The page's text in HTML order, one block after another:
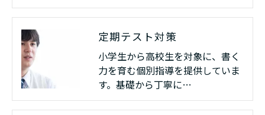
定期テスト対策
小学生から高校生を対象に、書く
力を育む個別指導を提供していま
す。基礎から丁寧に…